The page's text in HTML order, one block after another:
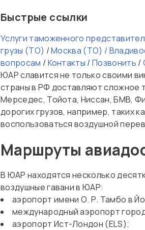
Быстрые ссылки
Услуги таможенного
грузы (ТО) /Москва (ТО) /
вопросам / Контакты /Позвонить /
ЮАР славится не только своими
страны в РФ доставляют сложное
Мерседес, Тойота, Ниссан, БМВ,
дорогих грузов, например, таких
воспользоваться воздушной
Маршруты
В ЮАР находятся несколько
воздушные гавани в ЮАР:
аэропорт имени О. Р. Тамбо в
международный аэропорт
аэропорт Ист-Лондон (ELS);